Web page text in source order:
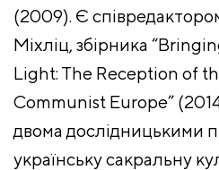
(2009). Є
Міхліц, збірника
Light: The Reception of
Communist Europe”
двома дослідницькими
українську сакральну